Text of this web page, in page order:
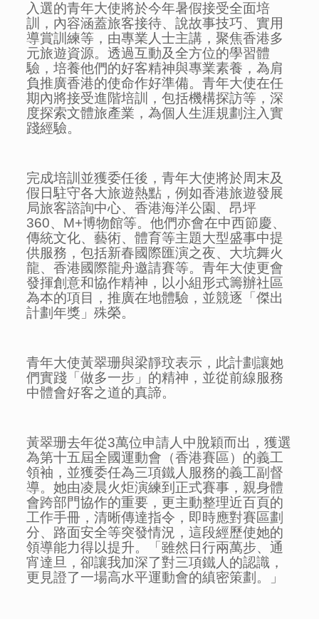
入選的青年大使將於今年暑假接受全面培
訓，內容涵蓋旅客接待、說故事技巧、實用
導賞訓練等，由專業人士主講，聚焦香港多
元旅遊資源。透過互動及全方位的學習體
驗，培養他們的好客精神與專業素養，為肩
負推廣香港的使命作好準備。青年大使在任
期內將接受進階培訓，包括機構探訪等，深
度探索文體旅產業，為個人生涯規劃注入實
踐經驗。
完成培訓並獲委任後，青年大使將於周末及
假日駐守各大旅遊熱點，例如香港旅遊發展
局旅客諮詢中心、香港海洋公園、昂坪
360、M+博物館等。他們亦會在中西節慶、
傳統文化、藝術、體育等主題大型盛事中提
供服務，包括新春國際匯演之夜、大坑舞火
龍、香港國際龍舟邀請賽等。青年大使更會
發揮創意和協作精神，以小組形式籌辦社區
為本的項目，推廣在地體驗，並競逐「傑出
計劃年獎」殊榮。
青年大使黃翠珊與梁靜玟表示，此計劃讓她
們實踐「做多一步」的精神，並從前線服務
中體會好客之道的真諦。
黃翠珊去年從3萬位申請人中脫穎而出，獲選
為第十五屆全國運動會（香港賽區）的義工
領袖，並獲委任為三項鐵人服務的義工副督
導。她由凌晨火炬演練到正式賽事，親身體
會跨部門協作的重要，更主動整理近百頁的
工作手冊，清晰傳達指令，即時應對賽區劃
分、路面安全等突發情況，這段經歷使她的
領導能力得以提升。「雖然日行兩萬步、通
宵達旦，卻讓我加深了對三項鐵人的認識，
更見證了一場高水平運動會的縝密策劃。」